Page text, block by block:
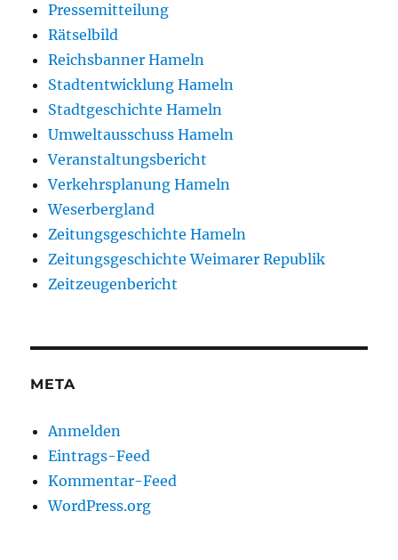
Pressemitteilung
Rätselbild
Reichsbanner Hameln
Stadtentwicklung Hameln
Stadtgeschichte Hameln
Umweltausschuss Hameln
Veranstaltungsbericht
Verkehrsplanung Hameln
Weserbergland
Zeitungsgeschichte Hameln
Zeitungsgeschichte Weimarer Republik
Zeitzeugenbericht
META
Anmelden
Eintrags-Feed
Kommentar-Feed
WordPress.org